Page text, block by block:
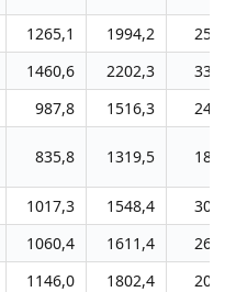
1265,1 1994,2
1460,6 2202,3
987,8 1516,3
835,8 1319,5
1017,3 1548,4
1060,4 1611,4
1146,0 1802,4